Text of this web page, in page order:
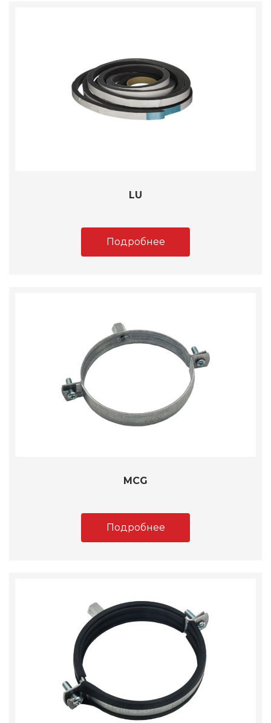
LU
Подробнее
MCG
Подробнее